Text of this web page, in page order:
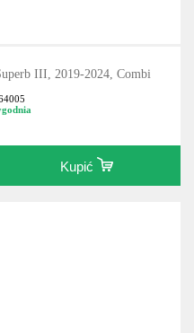
III, 2019-2024, Combi
Kupić